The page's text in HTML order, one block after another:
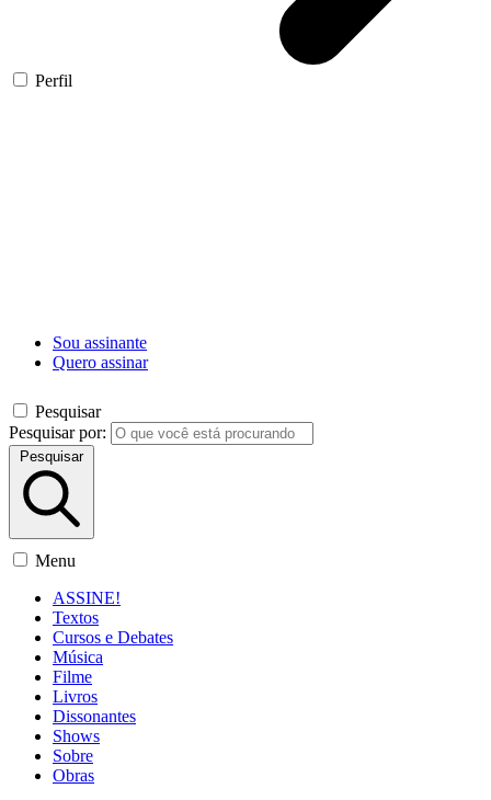
Perfil
Sou assinante
Quero assinar
Pesquisar
Pesquisar por:
Pesquisar
Menu
ASSINE!
Textos
Cursos e Debates
Música
Filme
Livros
Dissonantes
Shows
Sobre
Obras